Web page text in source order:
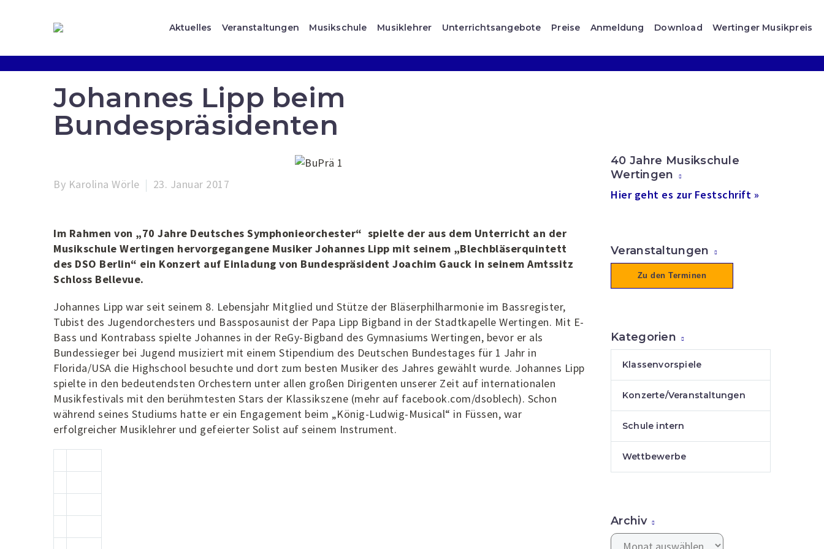
Aktuelles Veranstaltungen Musikschule Musiklehrer Unterrichtsangebote Preise Anmeldung Download Wertinger Musikpreis
Johannes Lipp beim
Bundespräsidenten
By Karolina Wörle 23. Januar 2017
Im Rahmen von „70 Jahre Deutsches Symphonieorchester“ spielte der aus dem Unterricht an der
Musikschule Wertingen hervorgegangene Musiker Johannes Lipp mit seinem „Blechbläserquintett
des DSO Berlin“ ein Konzert auf Einladung von Bundespräsident Joachim Gauck in seinem Amtssitz
Schloss Bellevue.
Johannes Lipp war seit seinem 8. Lebensjahr Mitglied und Stütze der Bläserphilharmonie im Bassregister,
Tubist des Jugendorchesters und Bassposaunist der Papa Lipp Bigband in der Stadtkapelle Wertingen. Mit E-
Bass und Kontrabass spielte Johannes in der ReGy-Bigband des Gymnasiums Wertingen, bevor er als
Bundessieger bei Jugend musiziert mit einem Stipendium des Deutschen Bundestages für 1 Jahr in
Florida/USA die Highschool besuchte und dort zum besten Musiker des Jahres gewählt wurde. Johannes Lipp
spielte in den bedeutendsten Orchestern unter allen großen Dirigenten unserer Zeit auf internationalen
Musikfestivals mit den berühmtesten Stars der Klassikszene (mehr auf facebook.com/dsoblech). Schon
während seines Studiums hatte er ein Engagement beim „König-Ludwig-Musical“ in Füssen, war
erfolgreicher Musiklehrer und gefeierter Solist auf seinem Instrument.
40 Jahre Musikschule
Wertingen
Hier geht es zur Festschrift »
Veranstaltungen
Zu den Terminen
Kategorien
Klassenvorspiele
Konzerte/Veranstaltungen
Schule intern
Wettbewerbe
Archiv
Archiv